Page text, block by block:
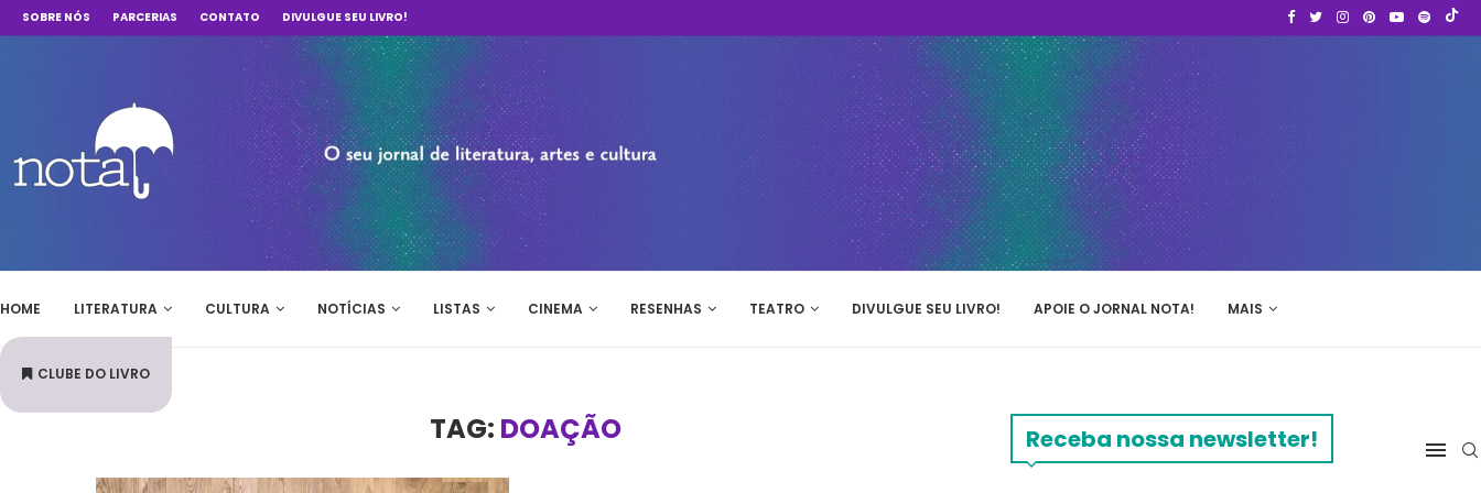
SOBRE NÓS PARCERIAS CONTATO DIVULGUE SEU LIVRO!
HOME LITERATURA CULTURA NOTÍCIAS LISTAS CINEMA RESENHAS TEATRO DIVULGUE SEU LIVRO! APOIE O JORNAL NOTA! MAIS
CLUBE DO LIVRO
TAG: DOAÇÃO Receba nossa newsletter!